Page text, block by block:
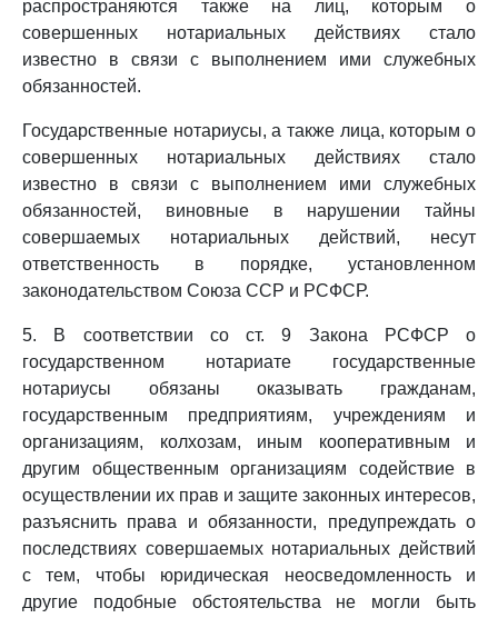
распространяются также на лиц, которым о
совершенных нотариальных действиях стало
известно в связи с выполнением ими служебных
обязанностей.
Государственные нотариусы, а также лица, которым о
совершенных нотариальных действиях стало
известно в связи с выполнением ими служебных
обязанностей, виновные в нарушении тайны
совершаемых нотариальных действий, несут
ответственность в порядке, установленном
законодательством Союза ССР и РСФСР.
5. В соответствии со ст. 9 Закона РСФСР о
государственном нотариате государственные
нотариусы обязаны оказывать гражданам,
государственным предприятиям, учреждениям и
организациям, колхозам, иным кооперативным и
другим общественным организациям содействие в
осуществлении их прав и защите законных интересов,
разъяснить права и обязанности, предупреждать о
последствиях совершаемых нотариальных действий
с тем, чтобы юридическая неосведомленность и
другие подобные обстоятельства не могли быть